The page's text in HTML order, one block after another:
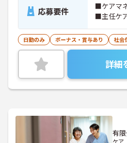
応募要件
■ケアマ
■主任ケ
日勤のみ ボーナス・賞与あり 社会
詳細
有
ケア